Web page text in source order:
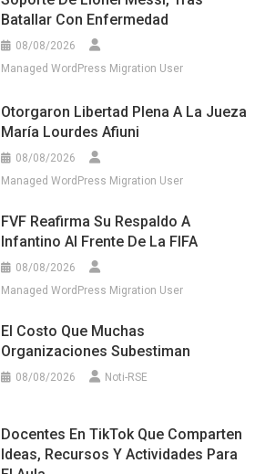
Batallar Con Enfermedad
08/08/2026
Managed WordPress Migration User
Otorgaron Libertad Plena A La Jueza
María Lourdes Afiuni
08/08/2026
Managed WordPress Migration User
FVF Reafirma Su Respaldo A
Infantino Al Frente De La FIFA
08/08/2026
Managed WordPress Migration User
El Costo Que Muchas
Organizaciones Subestiman
08/08/2026 Noti-RSE
Docentes En TikTok Que Comparten
Ideas, Recursos Y Actividades Para